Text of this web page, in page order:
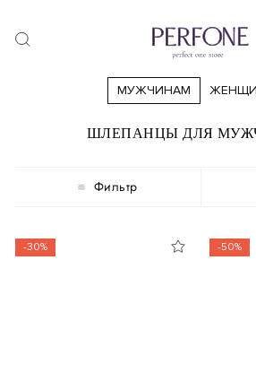
МУЖЧИНАМ
ШЛЕПАНЦЫ ДЛЯ
Фильтр
-30% -50%